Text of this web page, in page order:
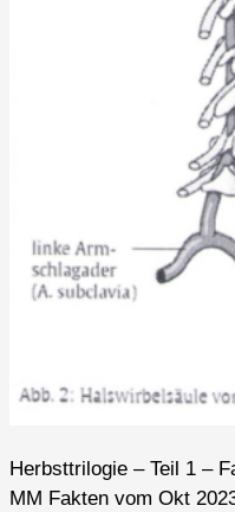
Herbsttrilogie – Teil 1 –
MM Fakten vom Okt